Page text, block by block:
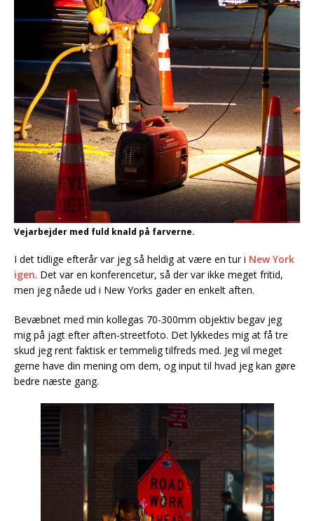
Vejarbejder med fuld knald på farverne.
I det tidlige efterår var jeg så heldig at være en tur i New York
igen. Det var en konferencetur, så der var ikke meget fritid,
men jeg nåede ud i New Yorks gader en enkelt aften.
Bevæbnet med min kollegas 70-300mm objektiv begav jeg
mig på jagt efter aften-streetfoto. Det lykkedes mig at få tre
skud jeg rent faktisk er temmelig tilfreds med. Jeg vil meget
gerne have din mening om dem, og input til hvad jeg kan gøre
bedre næste gang.